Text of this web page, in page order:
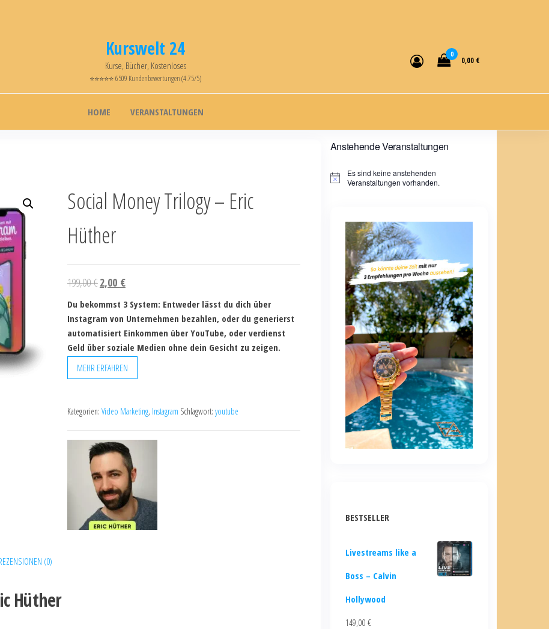
Kurswelt 24
Kurse, Bücher, Kostenloses
⭐⭐⭐⭐⭐ 6509 Kundenbewertungen (4.75/5)
0
0,00 €
HOME VERANSTALTUNGEN
Social Money Trilogy – Eric
Hüther
199,00€2,00 €
Du bekommst 3 System: Entweder lässt du dich über
Instagram von Unternehmen bezahlen, oder du generierst
automatisiert Einkommen über YouTube, oder verdienst
Geld über soziale Medien ohne dein Gesicht zu zeigen.
MEHR ERFAHREN
Kategorien: Video Marketing, Instagram Schlagwort: youtube
(0)
Hüther
Anstehende Veranstaltungen
H
Es sind keine anstehenden
Veranstaltungen vorhanden.
BESTSELLER
Livestreams like a
Boss – Calvin
Hollywood
149,00 €